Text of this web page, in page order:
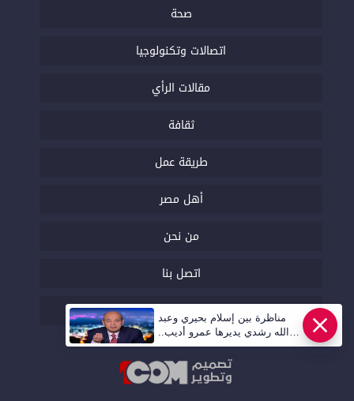
صحة
اتصالات وتكنولوجيا
مقالات الرأي
ثقافة
طريقة عمل
أهل مصر
من نحن
اتصل بنا
السياسة التحريرية
مناظرة بين إسلام بحيري وعبد
الله رشدي يديرها عمرو أديب..
قريبا | أهل مصر